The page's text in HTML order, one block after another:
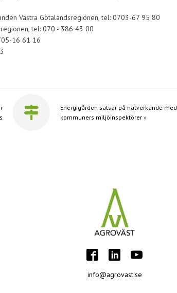
Västra Götalandsregionen, tel: 0703-67 95 80
tel: 070 - 386 43 00
16 61 16
Energigården satsar på nätverkande med
kommuners miljöinspektörer »
info@agrovast.se